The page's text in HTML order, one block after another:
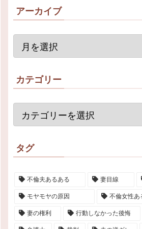
アーカイブ
カテゴリー
タグ
不倫夫あるある 妻目線
モヤモヤの原因 不倫女性あ
妻の権利 行動しなかった後悔